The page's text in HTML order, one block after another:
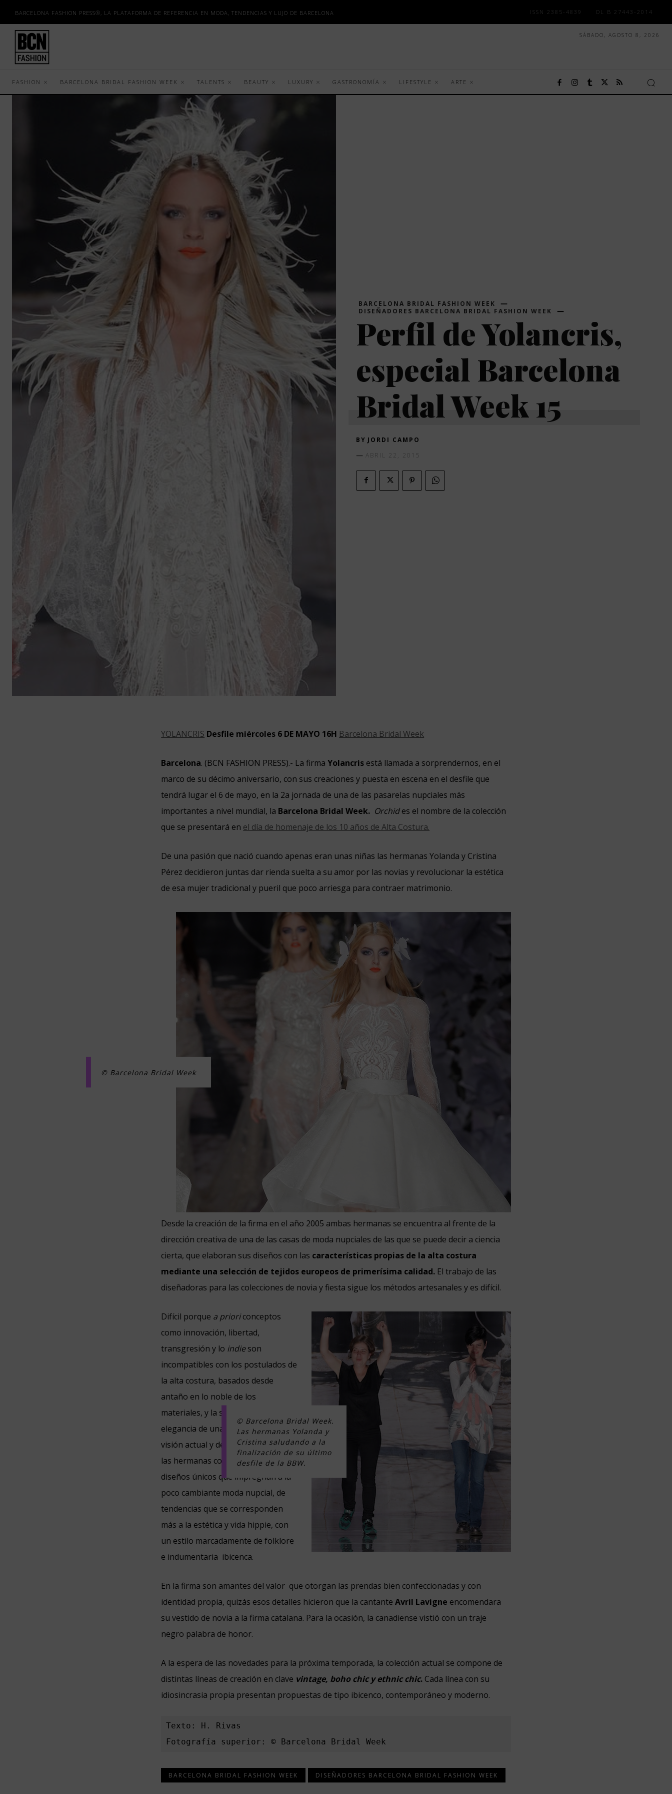
BARCELONA FASHION PRESS®, LA PLATAFORMA DE REFERENCIA EN MODA, TENDENCIAS Y LUJO DE BARCELONA ISSN 2385-4839 DL B 27443-2014
SÁBADO, AGOSTO 8, 2026
FASHION BARCELONA BRIDAL FASHION WEEK TALENTS BEAUTY LUXURY GASTRONOMÍA LIFESTYLE ARTE
BARCELONA BRIDAL FASHION WEEK
DISEÑADORES BARCELONA BRIDAL FASHION WEEK
Perfil de Yolancris,
especial Barcelona
Bridal Week 15
BY JORDI CAMPO
ABRIL 22, 2015
YOLANCRIS Desfile miércoles 6 DE MAYO 16H Barcelona Bridal Week
Barcelona. (BCN FASHION PRESS).- La firmaYolancris está llamada a sorprendernos, en el
marco de su décimo aniversario, con sus creaciones y puesta en escena en el desfile que
tendrá lugar el 6 de mayo, en la 2a jornada de una de las pasarelas nupciales más
importantes a nivel mundial, la Barcelona Bridal Week. Orchides el nombre de la colección
que se presentará en el día de homenaje de los 10 años de Alta Costura.
De una pasión que nació cuando apenas eran unas niñas las hermanas Yolanda y Cristina
Pérez decidieron juntas dar rienda suelta a su amor por las novias y revolucionar la estética
de esa mujer tradicional y pueril que poco arriesga para contraer matrimonio.
© Barcelona Bridal Week
Desde la creación de la firma en el año 2005 ambas hermanas se encuentra al frente de la
dirección creativa de una de las casas de moda nupciales de las que se puede decir a ciencia
cierta, que elaboran sus diseños con las características propias de la alta costura
mediante una selección de tejidos europeos de primerísima calidad. El trabajo de las
diseñadoras para las colecciones de novia y fiesta sigue los métodos artesanales y es difícil.
© Barcelona Bridal Week.
Las hermanas Yolanda y
Cristina saludando a la
finalización de su último
desfile de la BBW.
Difícil porque a prioriconceptos
como innovación, libertad,
transgresión y lo indieson
incompatibles con los postulados de
la alta costura, basados desde
antaño en lo noble de los
materiales, y la sofisticación y
elegancia de una novia. Con una
visión actual y de forma magistral,
las hermanas consiguen crear
diseños únicos que impregnan a la
poco cambiante moda nupcial, de
tendencias que se corresponden
más a la estética y vida hippie, con
un estilo marcadamente de folklore
e indumentaria ibicenca.
En la firma son amantes del valor que otorgan las prendas bien confeccionadas y con
identidad propia, quizás esos detalles hicieron que la cantanteAvril Lavigne encomendara
su vestido de novia a la firma catalana. Para la ocasión, la canadiense vistió con un traje
negro palabra de honor.
A la espera de las novedades para la próxima temporada, la colección actual se compone de
distintas líneas de creación en clave vintage, boho chic y ethnic chic. Cada línea con su
idiosincrasia propia presentan propuestas de tipo ibicenco, contemporáneo y moderno.
Texto: H. Rivas
Fotografía superior: © Barcelona Bridal Week
BARCELONA BRIDAL FASHION WEEK DISEÑADORES BARCELONA BRIDAL FASHION WEEK